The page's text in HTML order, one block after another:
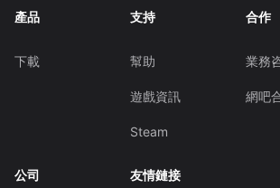
產品
下載
支持
幫助
遊戲資訊
Steam
合作
業務
網吧
公司 友情鏈接